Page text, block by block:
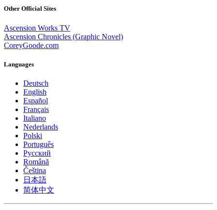
Other Official Sites
Ascension Works TV
Ascension Chronicles (Graphic Novel)
CoreyGoode.com
Languages
Deutsch
English
Español
Français
Italiano
Nederlands
Polski
Português
Pусский
Română
Čeština
日本語
简体中文